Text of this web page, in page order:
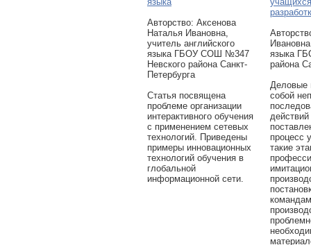
Авторcтво: Аксенова
Наталья Ивановна,
учитель английского
языка ГБОУ СОШ №347
Невского района Санкт-
Петербурга
Статья посвящена
проблеме организации
интерактивного обучения
с применением сетевых
технологий. Приведены
примеры инновационных
технологий обучения в
глобальной
информационной сети.
языка
района
Деловые
собой
процесс
такие